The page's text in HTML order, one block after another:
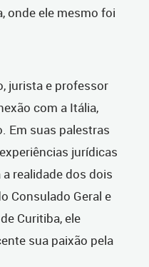
onde ele mesmo foi
jurista e professor
com a Itália,
Em suas palestras
jurídicas
realidade dos dois
Consulado Geral e
Curitiba, ele
sua paixão pela